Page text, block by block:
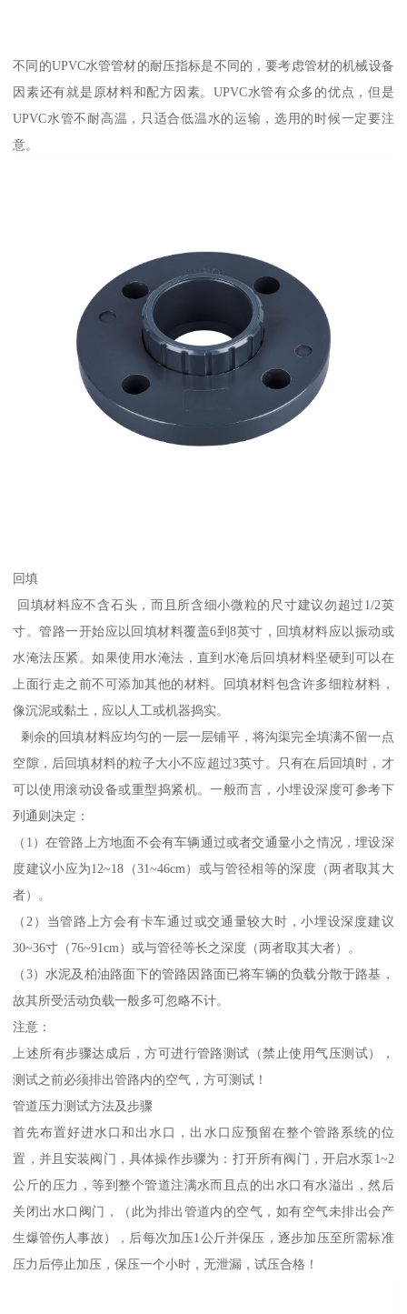
不同的UPVC水管管材的耐压指标是不同的，要考虑管材的机械设备
因素还有就是原材料和配方因素。UPVC水管有众多的优点，但是
UPVC水管不耐高温，只适合低温水的运输，选用的时候一定要注
意。
回填
回填材料应不含石头，而且所含细小微粒的尺寸建议勿超过1/2英
寸。管路一开始应以回填材料覆盖6到8英寸，回填材料应以振动或
水淹法压紧。如果使用水淹法，直到水淹后回填材料坚硬到可以在
上面行走之前不可添加其他的材料。回填材料包含许多细粒材料，
像沉泥或黏土，应以人工或机器捣实。
剩余的回填材料应均匀的一层一层铺平，将沟渠完全填满不留一点
空隙，后回填材料的粒子大小不应超过3英寸。只有在后回填时，才
可以使用滚动设备或重型捣紧机。一般而言，小埋设深度可参考下
列通则决定：
（1）在管路上方地面不会有车辆通过或者交通量小之情况，埋设深
度建议小应为12~18（31~46cm）或与管径相等的深度（两者取其大
者）。
（2）当管路上方会有卡车通过或交通量较大时，小埋设深度建议
30~36寸（76~91cm）或与管径等长之深度（两者取其大者）。
（3）水泥及柏油路面下的管路因路面已将车辆的负载分散于路基，
故其所受活动负载一般多可忽略不计。
注意：
上述所有步骤达成后，方可进行管路测试（禁止使用气压测试），
测试之前必须排出管路内的空气，方可测试！
管道压力测试方法及步骤
首先布置好进水口和出水口，出水口应预留在整个管路系统的位
置，并且安装阀门，具体操作步骤为：打开所有阀门，开启水泵1~2
公斤的压力，等到整个管道注满水而且点的出水口有水溢出，然后
关闭出水口阀门，（此为排出管道内的空气，如有空气未排出会产
生爆管伤人事故），后每次加压1公斤并保压，逐步加压至所需标准
压力后停止加压，保压一个小时，无泄漏，试压合格！